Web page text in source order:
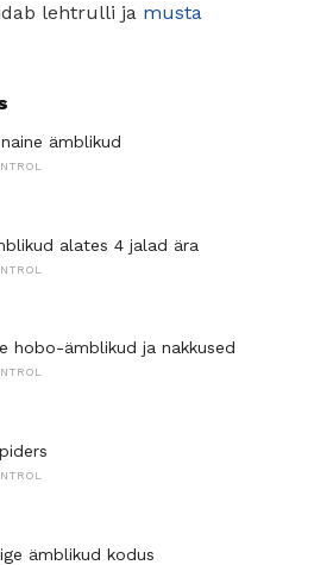
lehtrulli ja musta
ämblikud
alates 4 jalad ära
hobo-ämblikud ja nakkused
ämblikud kodus